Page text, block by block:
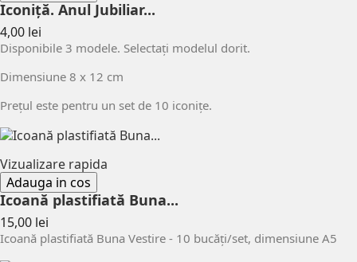
Iconiță. Anul Jubiliar...
4,00 lei
Disponibile 3 modele. Selectați modelul dorit.
Dimensiune 8 x 12 cm
Prețul este pentru un set de 10 iconițe.
Vizualizare rapida
Adauga in cos
Icoană plastifiată Buna...
15,00 lei
Icoană plastifiată Buna Vestire - 10 bucăți/set, dimensiune A5